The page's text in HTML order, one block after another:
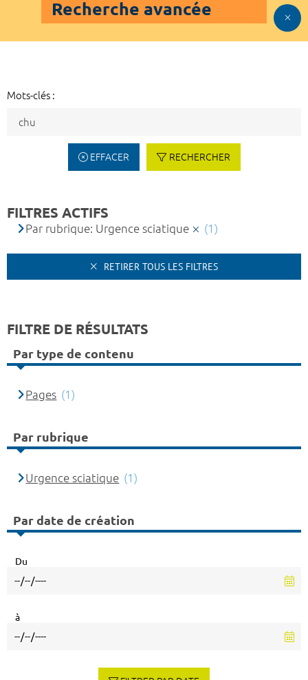
Recherche avancée
Mots-clés :
EFFACER RECHERCHER
FILTRES ACTIFS
Par rubrique: Urgence sciatique (1)
RETIRER TOUS LES FILTRES
FILTRE DE RÉSULTATS
Par type de contenu
Pages (1)
Par rubrique
Urgence sciatique (1)
Par date de création
Du
à